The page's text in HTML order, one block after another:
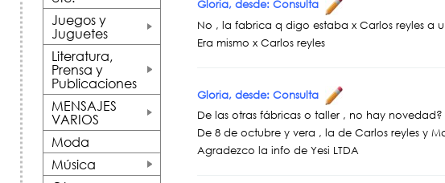
Juegos y
Juguetes
Literatura,
Prensa y
Publicaciones
MENSAJES
VARIOS
Moda
+
Música
Gloria, desde: Consulta
No , la fabrica q digo estaba x Carlos reyles a
Era mismo x Carlos reyles
Gloria, desde: Consulta
De las otras fábricas o taller , no hay novedad?
De 8 de octubre y vera , la de Carlos reyles y
Agradezco la info de Yesi LTDA